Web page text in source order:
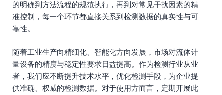
的明确到方法流程的规范执行，再到对常见干扰因素的精
准控制，每一个环节都直接关系到检测数据的真实性与可
靠性。
随着工业生产向精细化、智能化方向发展，市场对流体计
量设备的精度与稳定性要求日益提高。作为检测行业从业
者，我们应不断提升技术水平，优化检测手段，为企业提
供准确、权威的检测数据。对于使用方而言，定期开展此